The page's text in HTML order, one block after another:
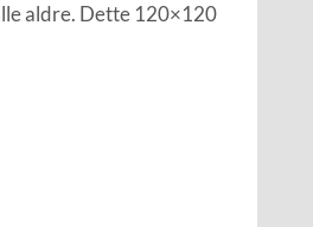
aldre. Dette 120×120